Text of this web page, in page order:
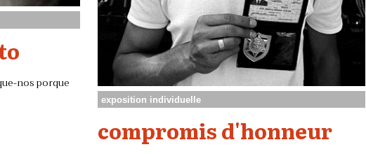
nos porque
exposition individuelle
compromis d'honneur